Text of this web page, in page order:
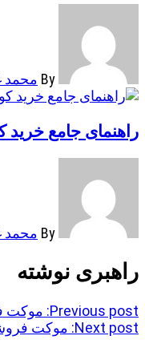
محمد
راهنمای جامع
محمد
راهبری نوشته
Previous post: موکت
Next post: موکت